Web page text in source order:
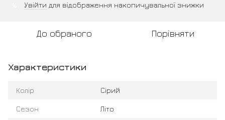
Увійти для відображення накопичувальної знижки
До обраного Порівняти
Характеристики
Колір Сірий
Сезон Літо